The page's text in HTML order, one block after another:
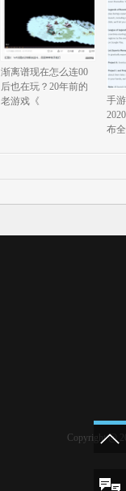
渐离谱现在怎么连00
后也在玩？20年前的
老游戏《
手
布
Copyright @